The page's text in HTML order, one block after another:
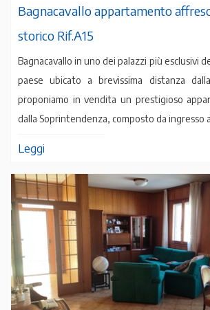
Bagnacavallo appartamento
storico Rif.A15
Bagnacavallo in uno dei palazzi più esclusivi
paese ubicato a brevissima distanza
proponiamo in vendita un prestigioso
dalla Soprintendenza, composto da ingresso
Leggi